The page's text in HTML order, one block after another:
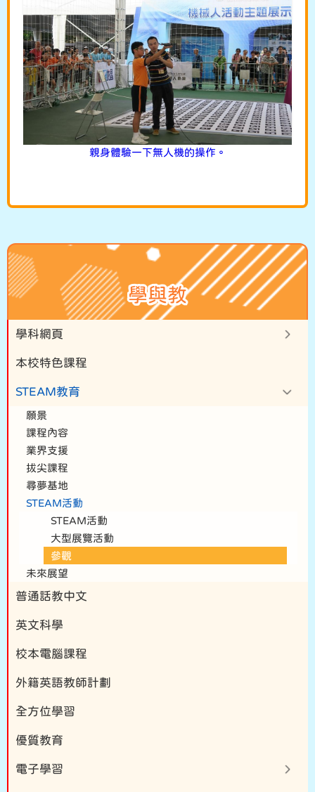
親身體驗一下無人機的操作。
學與教
學科網頁
本校特色課程
STEAM教育
願景
課程內容
業界支援
拔尖課程
尋夢基地
STEAM活動
STEAM活動
大型展覽活動
參觀
未來展望
普通話教中文
英文科學
校本電腦課程
外籍英語教師計劃
全方位學習
優質教育
電子學習